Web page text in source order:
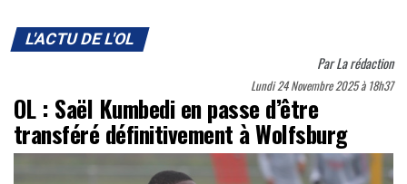
L'ACTU DE L'OL
ParLa rédaction
Lundi 24 Novembre 2025 à 18h37
OL : Saël Kumbedi en passe d’être
transféré définitivement à Wolfsburg